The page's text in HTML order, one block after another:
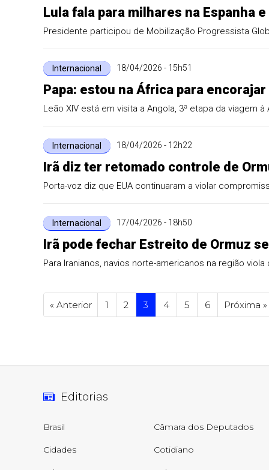
Lula fala para milhares na Espanha
Presidente participou de Mobilização Progressista
Internacional 18/04/2026 - 15h51
Papa: estou na África para
Leão XIV está em visita a Angola, 3ª etapa da viagem à
Internacional 18/04/2026 - 12h22
Irã diz ter retomado controle de
Porta-voz diz que EUA continuaram a violar
Internacional 17/04/2026 - 18h50
Irã pode fechar Estreito de Ormuz
Para Iranianos, navios norte-americanos na região
« Anterior 1 2 3 4 5 6 Próxima »
Editorias
Brasil Câmara dos Deputados
Cidades Cotidiano